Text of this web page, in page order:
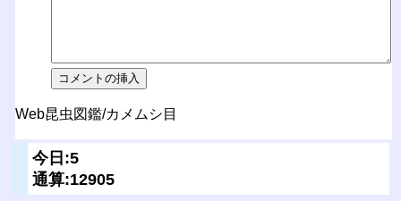
Web昆虫図鑑/カメムシ目
今日:5
通算:12905